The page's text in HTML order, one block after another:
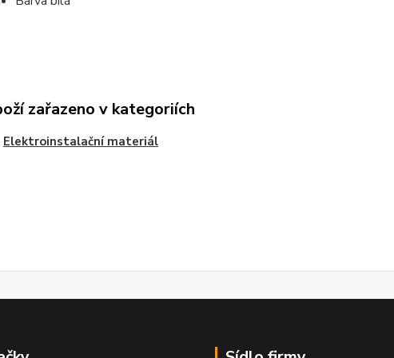
zařazeno v kategoriích
Elektroinstalační materiál